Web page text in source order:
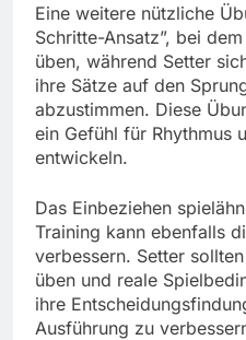
Eine weitere nützliche
Schritte-Ansatz”, bei
üben, während Setter
ihre Sätze auf den
abzustimmen. Diese
ein Gefühl für Rhythmus
entwickeln.
Das Einbeziehen
Training kann ebenfalls
verbessern. Setter
üben und reale
ihre
Ausführung zu